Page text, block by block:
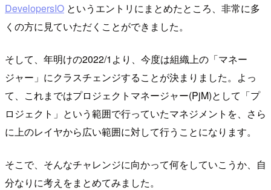
DevelopersIO というエントリにまとめたところ、非常に多
くの方に見ていただくことができました。
そして、年明けの2022/1より、今度は組織上の「マネー
ジャー」にクラスチェンジすることが決まりました。よっ
て、これまではプロジェクトマネージャー(PjM)として「プ
ロジェクト」という範囲で行っていたマネジメントを、さら
に上のレイヤから広い範囲に対して行うことになります。
そこで、そんなチャレンジに向かって何をしていこうか、自
分なりに考えをまとめてみました。